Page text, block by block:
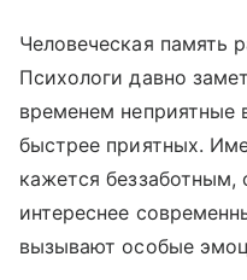
Человеческая память
Психологи давно
временем неприятные
быстрее приятных.
кажется
интереснее
вызывают особые